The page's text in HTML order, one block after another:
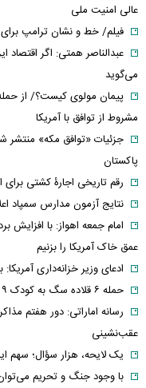
عالی امنیت ملی
فیلم/ خط و نشان ترامپ
عبدالناصر همتی: اگر اقتصاد
می‌گوید
پیمان مولوی کیست؟/ از
مشروط از توافق با آمریکا
جزئیات «توافق مکه» منتشر
پاکستان
رقم تاریخی اجارۀ کشتی
نتایج آزمون مدارس سمپاد
عمق خاک آمریکا را بزنیم
ادعای وزیر خزانه‌داری
حمله ۶ قلاده سگ به کودک ۹ ساله در سنندج
رسانه اماراتی: دور هفتم
عقب‌نشینی
یک لایحه، هزار سؤال؛ سهم
با وجود جنگ و تحریم